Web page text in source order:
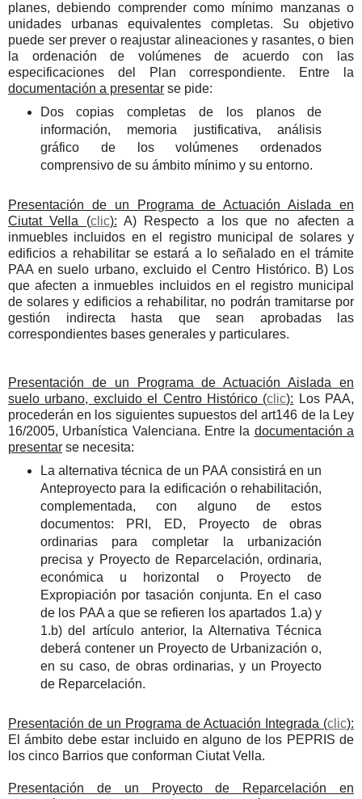
planes, debiendo comprender como mínimo manzanas o
unidades urbanas equivalentes completas. Su objetivo
puede ser prever o reajustar alineaciones y rasantes, o bien
la ordenación de volúmenes de acuerdo con las
especificaciones del Plan correspondiente. Entre la
documentación a presentar se pide:
Dos copias completas de los planos de
información, memoria justificativa, análisis
gráfico de los volúmenes ordenados
comprensivo de su ámbito mínimo y su entorno.
Presentación de un Programa de Actuación Aislada en
Ciutat Vella (clic): A) Respecto a los que no afecten a
inmuebles incluidos en el registro municipal de solares y
edificios a rehabilitar se estará a lo señalado en el trámite
PAA en suelo urbano, excluido el Centro Histórico. B) Los
que afecten a inmuebles incluidos en el registro municipal
de solares y edificios a rehabilitar, no podrán tramitarse por
gestión indirecta hasta que sean aprobadas las
correspondientes bases generales y particulares.
Presentación de un Programa de Actuación Aislada en
suelo urbano, excluido el Centro Histórico (clic): Los PAA,
procederán en los siguientes supuestos del art146 de la Ley
16/2005, Urbanística Valenciana. Entre la documentación a
presentar se necesita:
La alternativa técnica de un PAA consistirá en un
Anteproyecto para la edificación o rehabilitación,
complementada, con alguno de estos
documentos: PRI, ED, Proyecto de obras
ordinarias para completar la urbanización
precisa y Proyecto de Reparcelación, ordinaria,
económica u horizontal o Proyecto de
Expropiación por tasación conjunta. En el caso
de los PAA a que se refieren los apartados 1.a) y
1.b) del artículo anterior, la Alternativa Técnica
deberá contener un Proyecto de Urbanización o,
en su caso, de obras ordinarias, y un Proyecto
de Reparcelación.
Presentación de un Programa de Actuación Integrada (clic):
El ámbito debe estar incluido en alguno de los PEPRIS de
los cinco Barrios que conforman Ciutat Vella.
Presentación de un Proyecto de Reparcelación en